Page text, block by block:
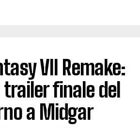
VII Remake:
finale del
a Midgar